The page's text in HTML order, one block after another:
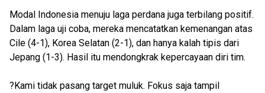
Modal Indonesia menuju laga perdana juga terbilang positif.
Dalam laga uji coba, mereka mencatatkan kemenangan atas
Cile (4-1), Korea Selatan (2-1), dan hanya kalah tipis dari
Jepang (1-3). Hasil itu mendongkrak kepercayaan diri tim.
?Kami tidak pasang target muluk. Fokus saja tampil